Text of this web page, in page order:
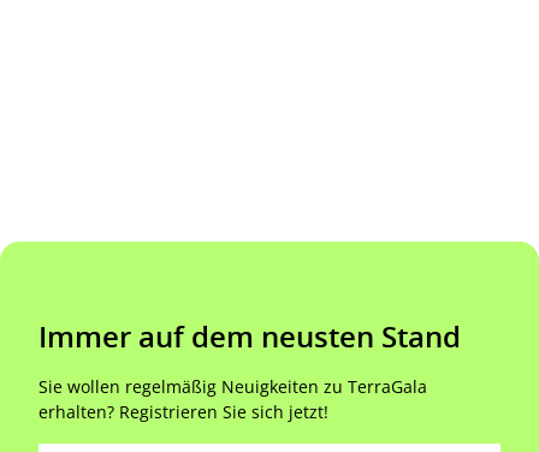
Immer auf dem neusten Stand
Sie wollen regelmäßig Neuigkeiten zu TerraGala
erhalten? Registrieren Sie sich jetzt!